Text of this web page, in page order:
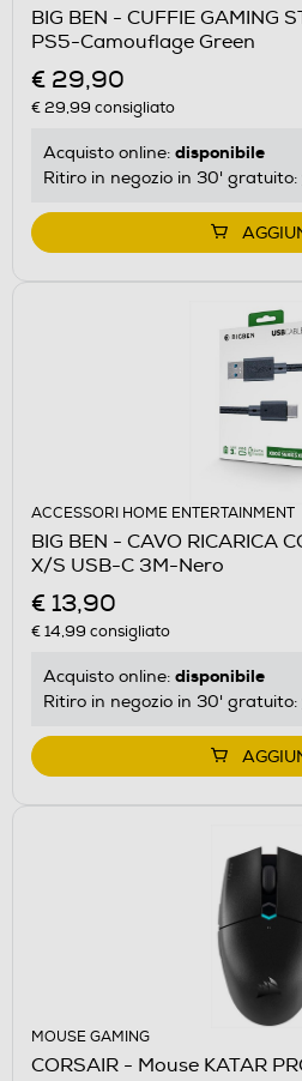
BIG BEN - CUFFIE GAMING
PS5-Camouflage Green
€ 29,90
€ 29,99 consigliato
Acquisto online: disponibile
Ritiro in negozio in 30' gratuito:
ACCESSORI HOME ENTERTAINMENT
BIG BEN - CAVO RICARICA
X/S USB-C 3M-Nero
€ 13,90
€ 14,99 consigliato
Acquisto online: disponibile
Ritiro in negozio in 30' gratuito:
MOUSE GAMING
CORSAIR - Mouse KATAR